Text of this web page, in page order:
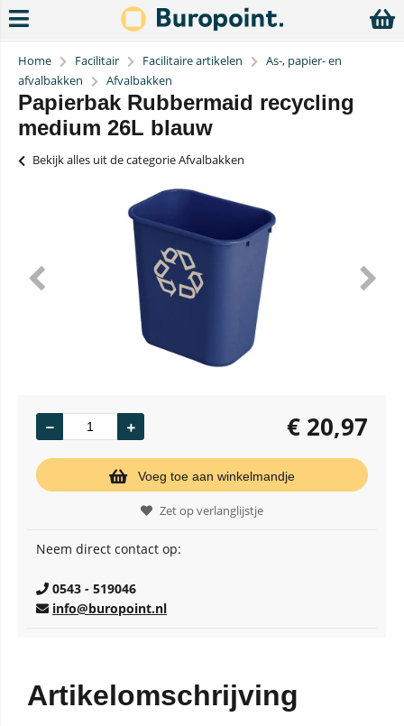
Home Facilitair Facilitaire artikelen
As-, papier- en
afvalbakken
Afvalbakken
Papierbak Rubbermaid recycling
medium 26L blauw
Bekijk alles uit de categorie Afvalbakken
€ 20,97
Voeg toe aan winkelmandje
Zet op verlanglijstje
Neem direct contact op:
0543 - 519046
info@buropoint.nl
Artikelomschrijving